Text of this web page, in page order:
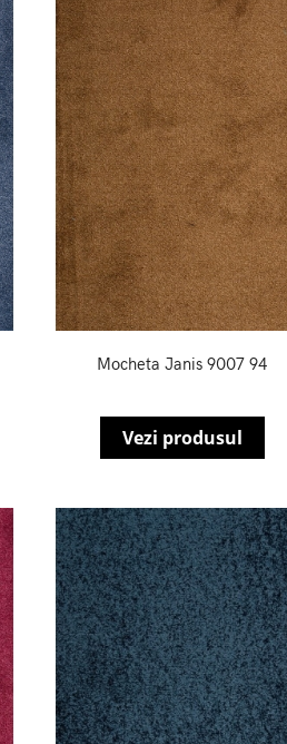
Mocheta Janis 9007 94
Vezi produsul